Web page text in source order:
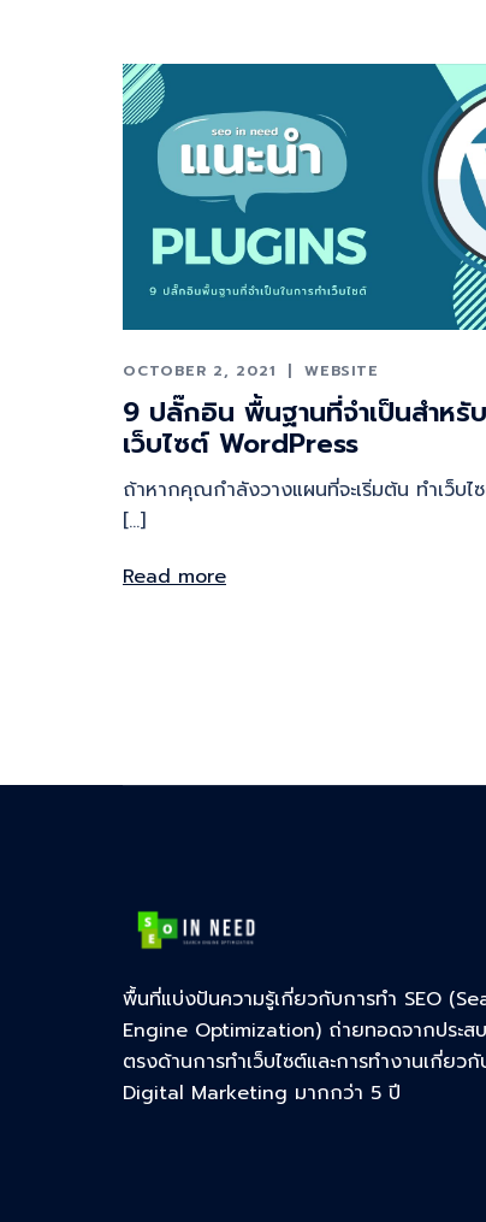
OCTOBER 2, 2021 WEBSITE
9 ปลั๊กอิน พื้นฐานที่จำเป็นสำหรั
เว็บไซต์ WordPress
ถ้าหากคุณกำลังวางแผนที่จะเริ่มต้น ทำเว็บไ
[…]
Read more
พื้นที่แบ่งปันความรู้เกี่ยวกับการทำ SEO
Engine Optimization) ถ่ายทอดจากประ
ตรงด้านการทำเว็บไซต์และการทำงานเกี่ยวกั
Digital Marketing มากกว่า 5 ปี